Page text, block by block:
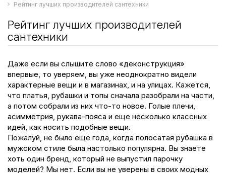
Рейтинг лучших производителей сантехники
Рейтинг лучших производителей
сантехники
Даже если вы слышите слово «деконструкция»
впервые, то уверяем, вы уже неоднократно видели
характерные вещи и в магазинах, и на улицах. Кажется,
что платья, рубашки и топы сначала разобрали на части,
а потом собрали из них что-то новое. Голые плечи,
асимметрия, рукава-пояса и еще несколько классных
идей, как носить подобные вещи.
Пожалуй, не было еще года, когда полосатая рубашка в
мужском стиле была настолько популярна. Вы знаете
хоть один бренд, который не выпустил парочку
моделей? Мы нет. Если вы не уверены в своих модных